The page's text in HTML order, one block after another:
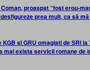
proaspat “fost erou-
prea mult, ca să
si GRU omagiati de SRI
exista servicii romane de